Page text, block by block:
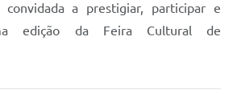
a prestigiar, participar e
edição da Feira Cultural de